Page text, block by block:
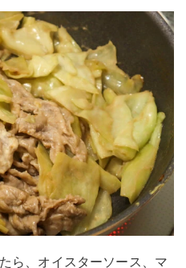
、オイスターソース、マ